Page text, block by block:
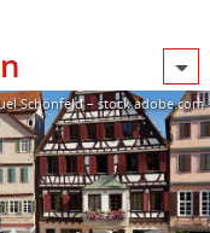
Schönfeld – stock.adobe.com